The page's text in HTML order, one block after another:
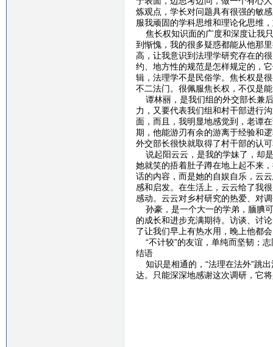
炼观点，学长对问题具有很强的敏
服我顽固的学科思维和理论化思维
焦长权知识面的广度和深度让我
到惭愧，我的很多疑惑都能从他那
高，让我意识到法理学研究存在的
约、地方性的规范是怎样规定的，
辑，法理学不是民俗学。焦长权是
不二法门。很佩服焦长权，不仅是
谭林丽，是我们组的外交部长兼
力，又要代表我们组和村干部进行
面，而且，我明显地感觉到，老谭
期，他能游刃有余的游离于经验和
外交部长很快就取得了村干部的认
说起阳云云，是我的学妹了，却
她就笑的捂着肚子蹲在地上起不来
话的内容，而是她的自娱自乐，云
感和启发。在生活上，云云给了我
感动。云云对乡村研究的热爱、对
孙豪，是一个大一的学弟，腼腆
的成长和进步充满期待。访谈、讨
了让我们早上有热水用，晚上他都
“不计较”的友谊，单纯而坚韧；
结语
知识是相通的，“法理在法外”跳
达。只能深深地感谢这次调研，它